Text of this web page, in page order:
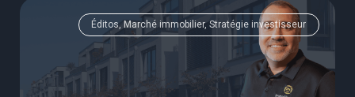
Éditos, Marché immobilier, Stratégie investisseur